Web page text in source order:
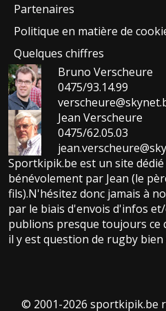
Partenaires
Politique en matière de
Quelques chiffres
Bruno Verscheure
0475/93.14.99
Jean Verscheure
0475/62.05.03
Sportkipik.be est un site
bénévolement par Jean (le
fils).N'hésitez donc jamais à
par le biais d'envois d'infos
publions presque toujours ce
il y est question de rugby bien
© 2001-2026 sportkipik.be